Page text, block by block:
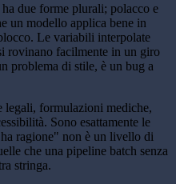
ha due forme plurali; polacco e
un modello applica bene in
Le variabili interpolate
rovinano facilmente in un giro
problema di stile, è un bug a
legali, formulazioni mediche,
Sono esattamente le
ragione" non è un livello di
che una pipeline batch senza
stringa.